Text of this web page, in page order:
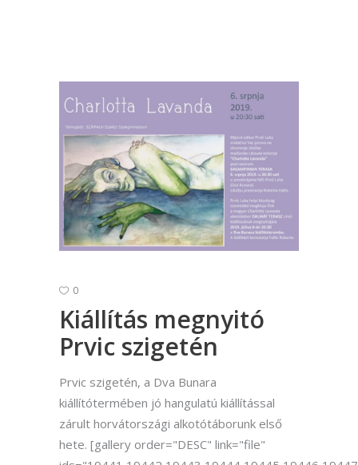
0
Kiállítás megnyitó
Prvic szigetén
Prvic szigetén, a Dva Bunara
kiállítótermében jó hangulatú kiállítással
zárult horvátországi alkotótáborunk első
hete. [gallery order="DESC" link="file"